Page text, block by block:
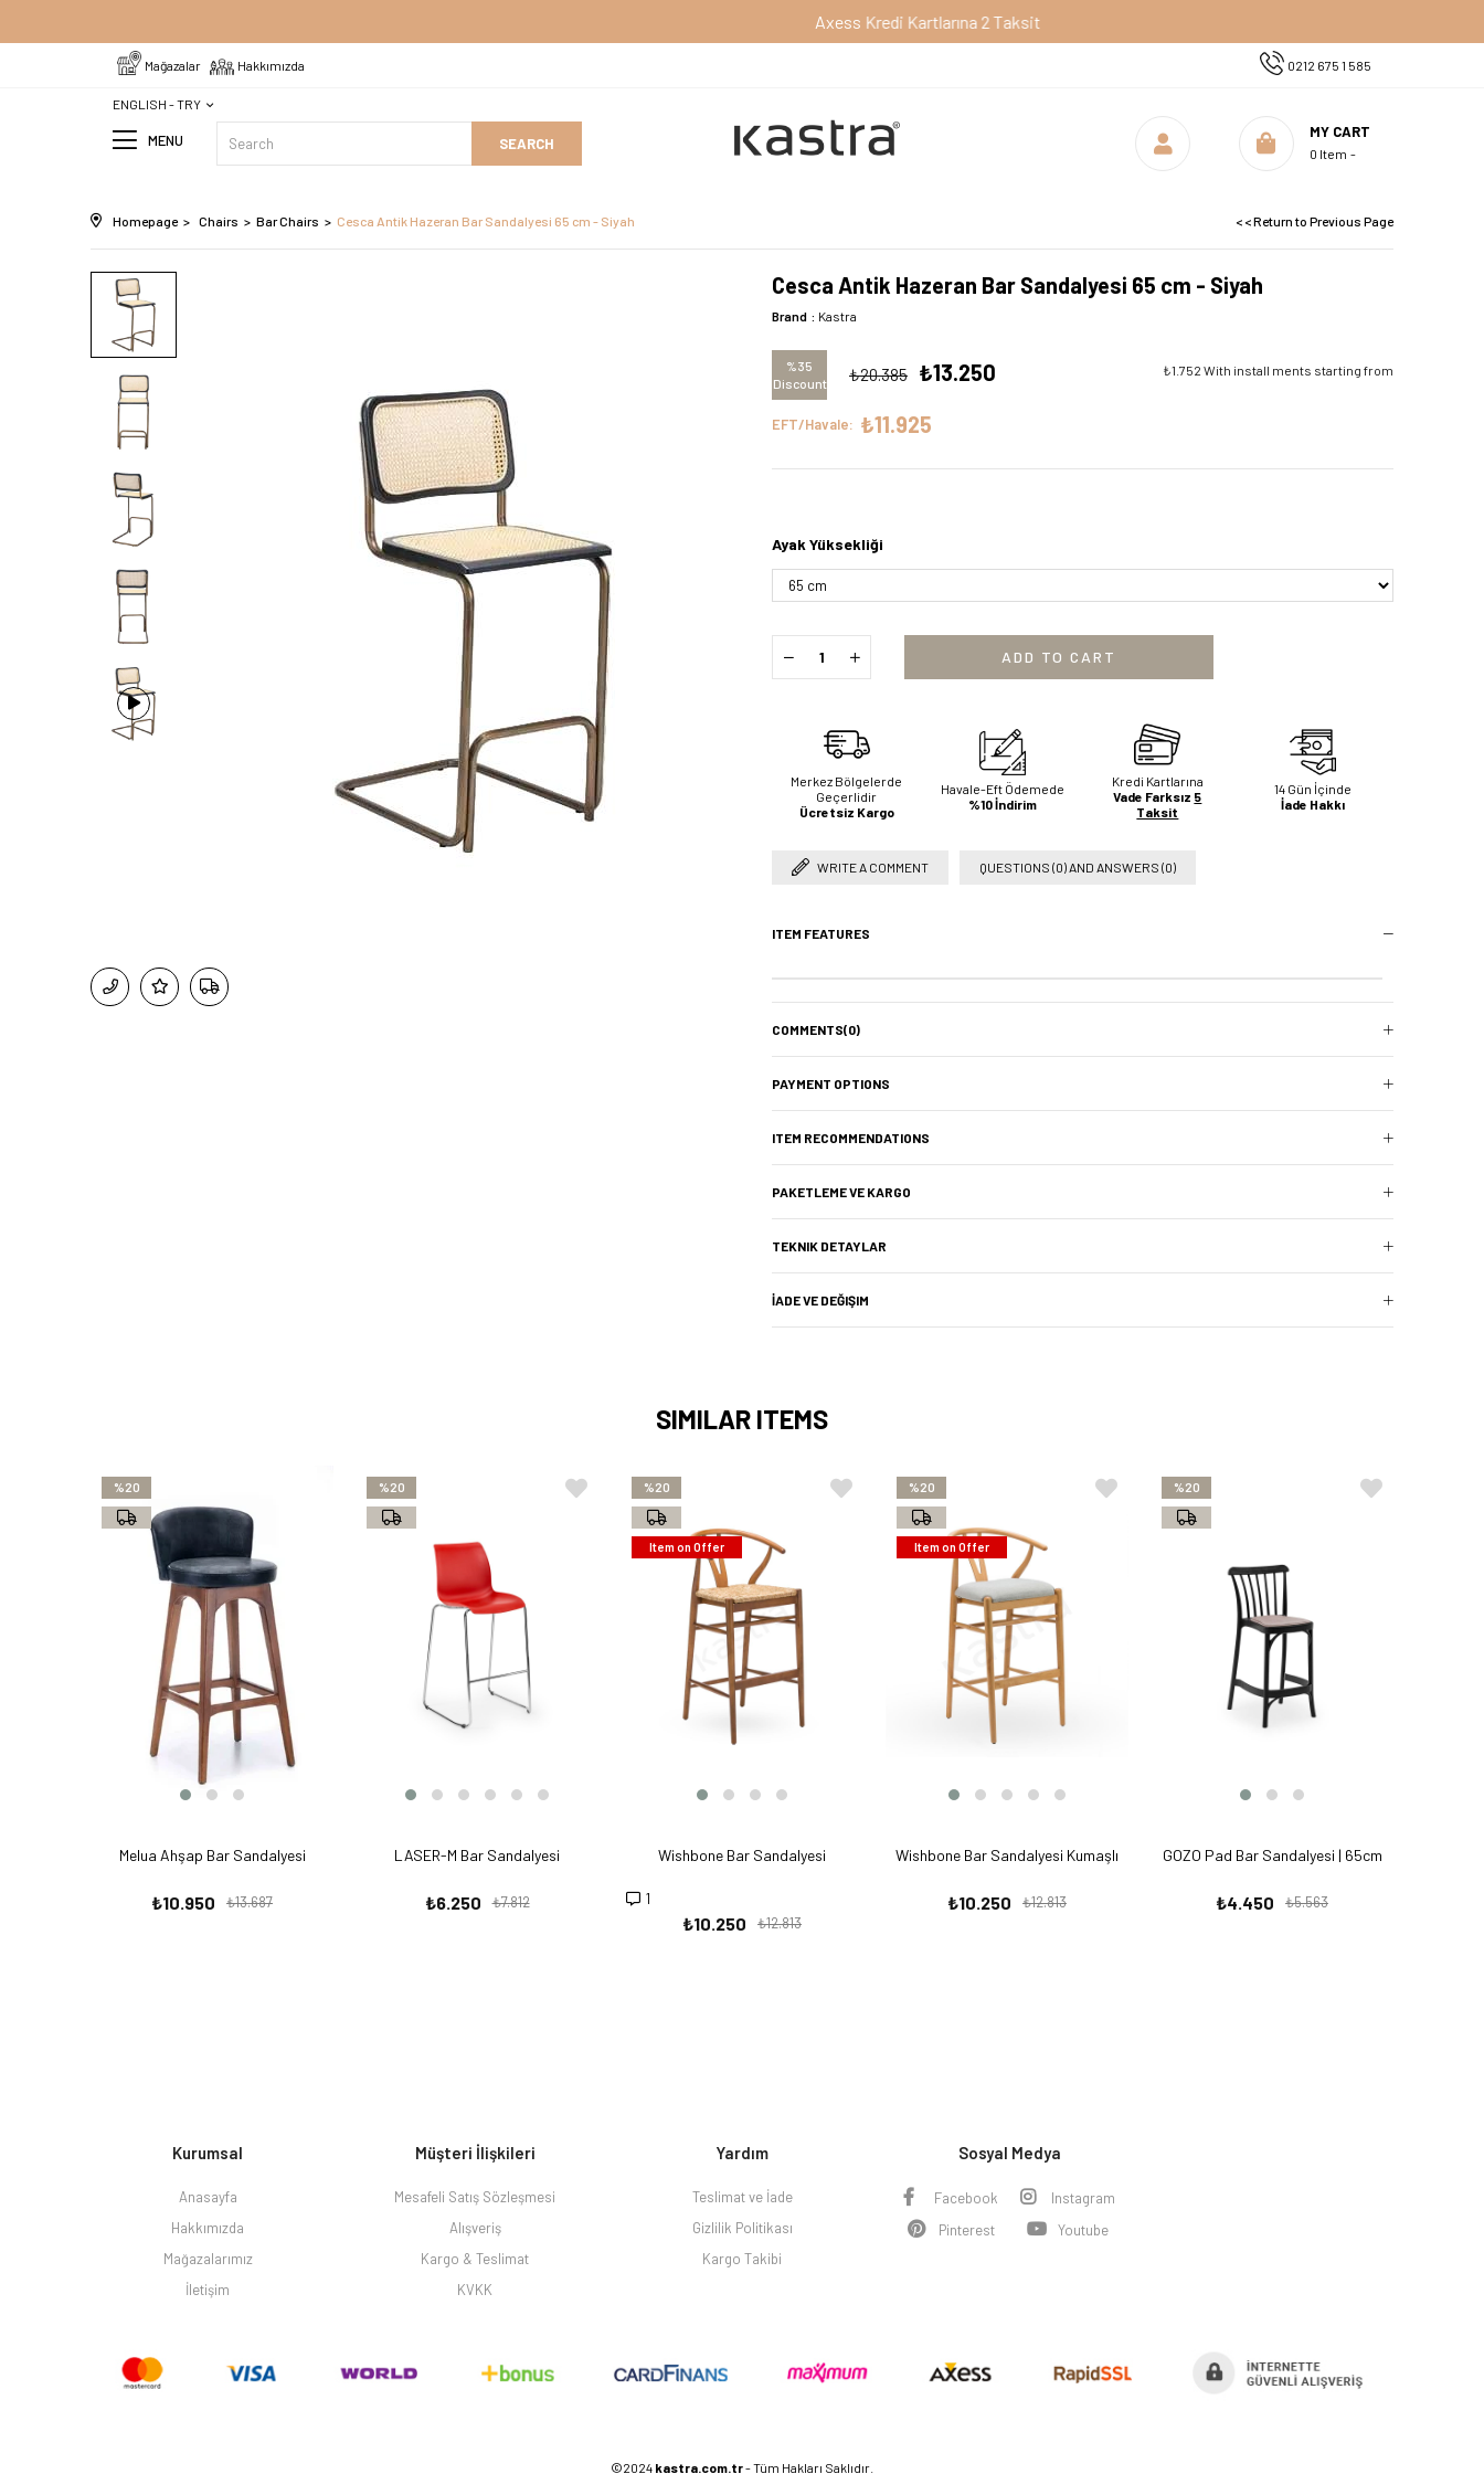
Axess Kredi Kartlarına 2 Taksit
Mağazalar Hakkımızda 0212 675 1 585
MENU MY CART
0 Item
ENGLISH - TRY
Homepage Chairs Bar Chairs Cesca Antik Hazeran Bar Sandalyesi 65 cm - Siyah < < Return to Previous Page
Cesca Antik Hazeran Bar Sandalyesi 65 cm - Siyah
Brand : Kastra
%35
Discount
₺20.385 ₺13.250 ₺1.752 With install ments starting from
EFT/Havale: ₺11.925
Ayak Yüksekliği
Merkez Bölgelerde
Geçerlidir
Ücretsiz Kargo
Havale-Eft Ödemede
%10 İndirim
Kredi Kartlarına
Vade Farksız 5
Taksit
14 Gün İçinde
İade Hakkı
WRITE A COMMENT QUESTIONS (0) AND ANSWERS (0)
ITEM FEATURES
COMMENTS(0)
PAYMENT OPTIONS
ITEM RECOMMENDATIONS
PAKETLEME VE KARGO
TEKNIK DETAYLAR
İADE VE DEĞIŞIM
SIMILAR ITEMS
Melua Ahşap Bar Sandalyesi
₺10.950 ₺13.687
%20
LASER-M Bar Sandalyesi
₺6.250 ₺7.812
%20
Wishbone Bar Sandalyesi
1
₺10.250 ₺12.813
%20
Item on Offer
Wishbone Bar Sandalyesi Kumaşlı
₺10.250 ₺12.813
%20
Item on Offer
GOZO Pad Bar Sandalyesi | 65cm
₺4.450 ₺5.563
%20
Kurumsal
Anasayfa
Hakkımızda
Mağazalarımız
İletişim
Müşteri İlişkileri
Mesafeli Satış Sözleşmesi
Alışveriş
Kargo & Teslimat
KVKK
Yardım
Teslimat ve İade
Gizlilik Politikası
Kargo Takibi
Sosyal Medya
Facebook
Instagram
Pinterest
Youtube
©2024 kastra.com.tr- Tüm Hakları Saklıdır.